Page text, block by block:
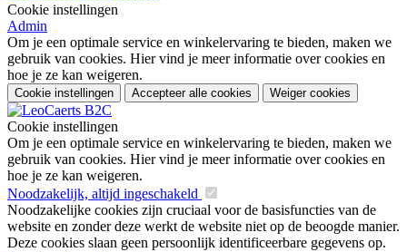
Cookie instellingen
Admin
Om je een optimale service en winkelervaring te bieden, maken we
gebruik van cookies. Hier vind je meer informatie over cookies en
hoe je ze kan weigeren.
Cookie instellingen Accepteer alle cookies Weiger cookies
Cookie instellingen
Om je een optimale service en winkelervaring te bieden, maken we
gebruik van cookies. Hier vind je meer informatie over cookies en
hoe je ze kan weigeren.
Noodzakelijk, altijd ingeschakeld
Noodzakelijke cookies zijn cruciaal voor de basisfuncties van de
website en zonder deze werkt de website niet op de beoogde manier.
Deze cookies slaan geen persoonlijk identificeerbare gegevens op.